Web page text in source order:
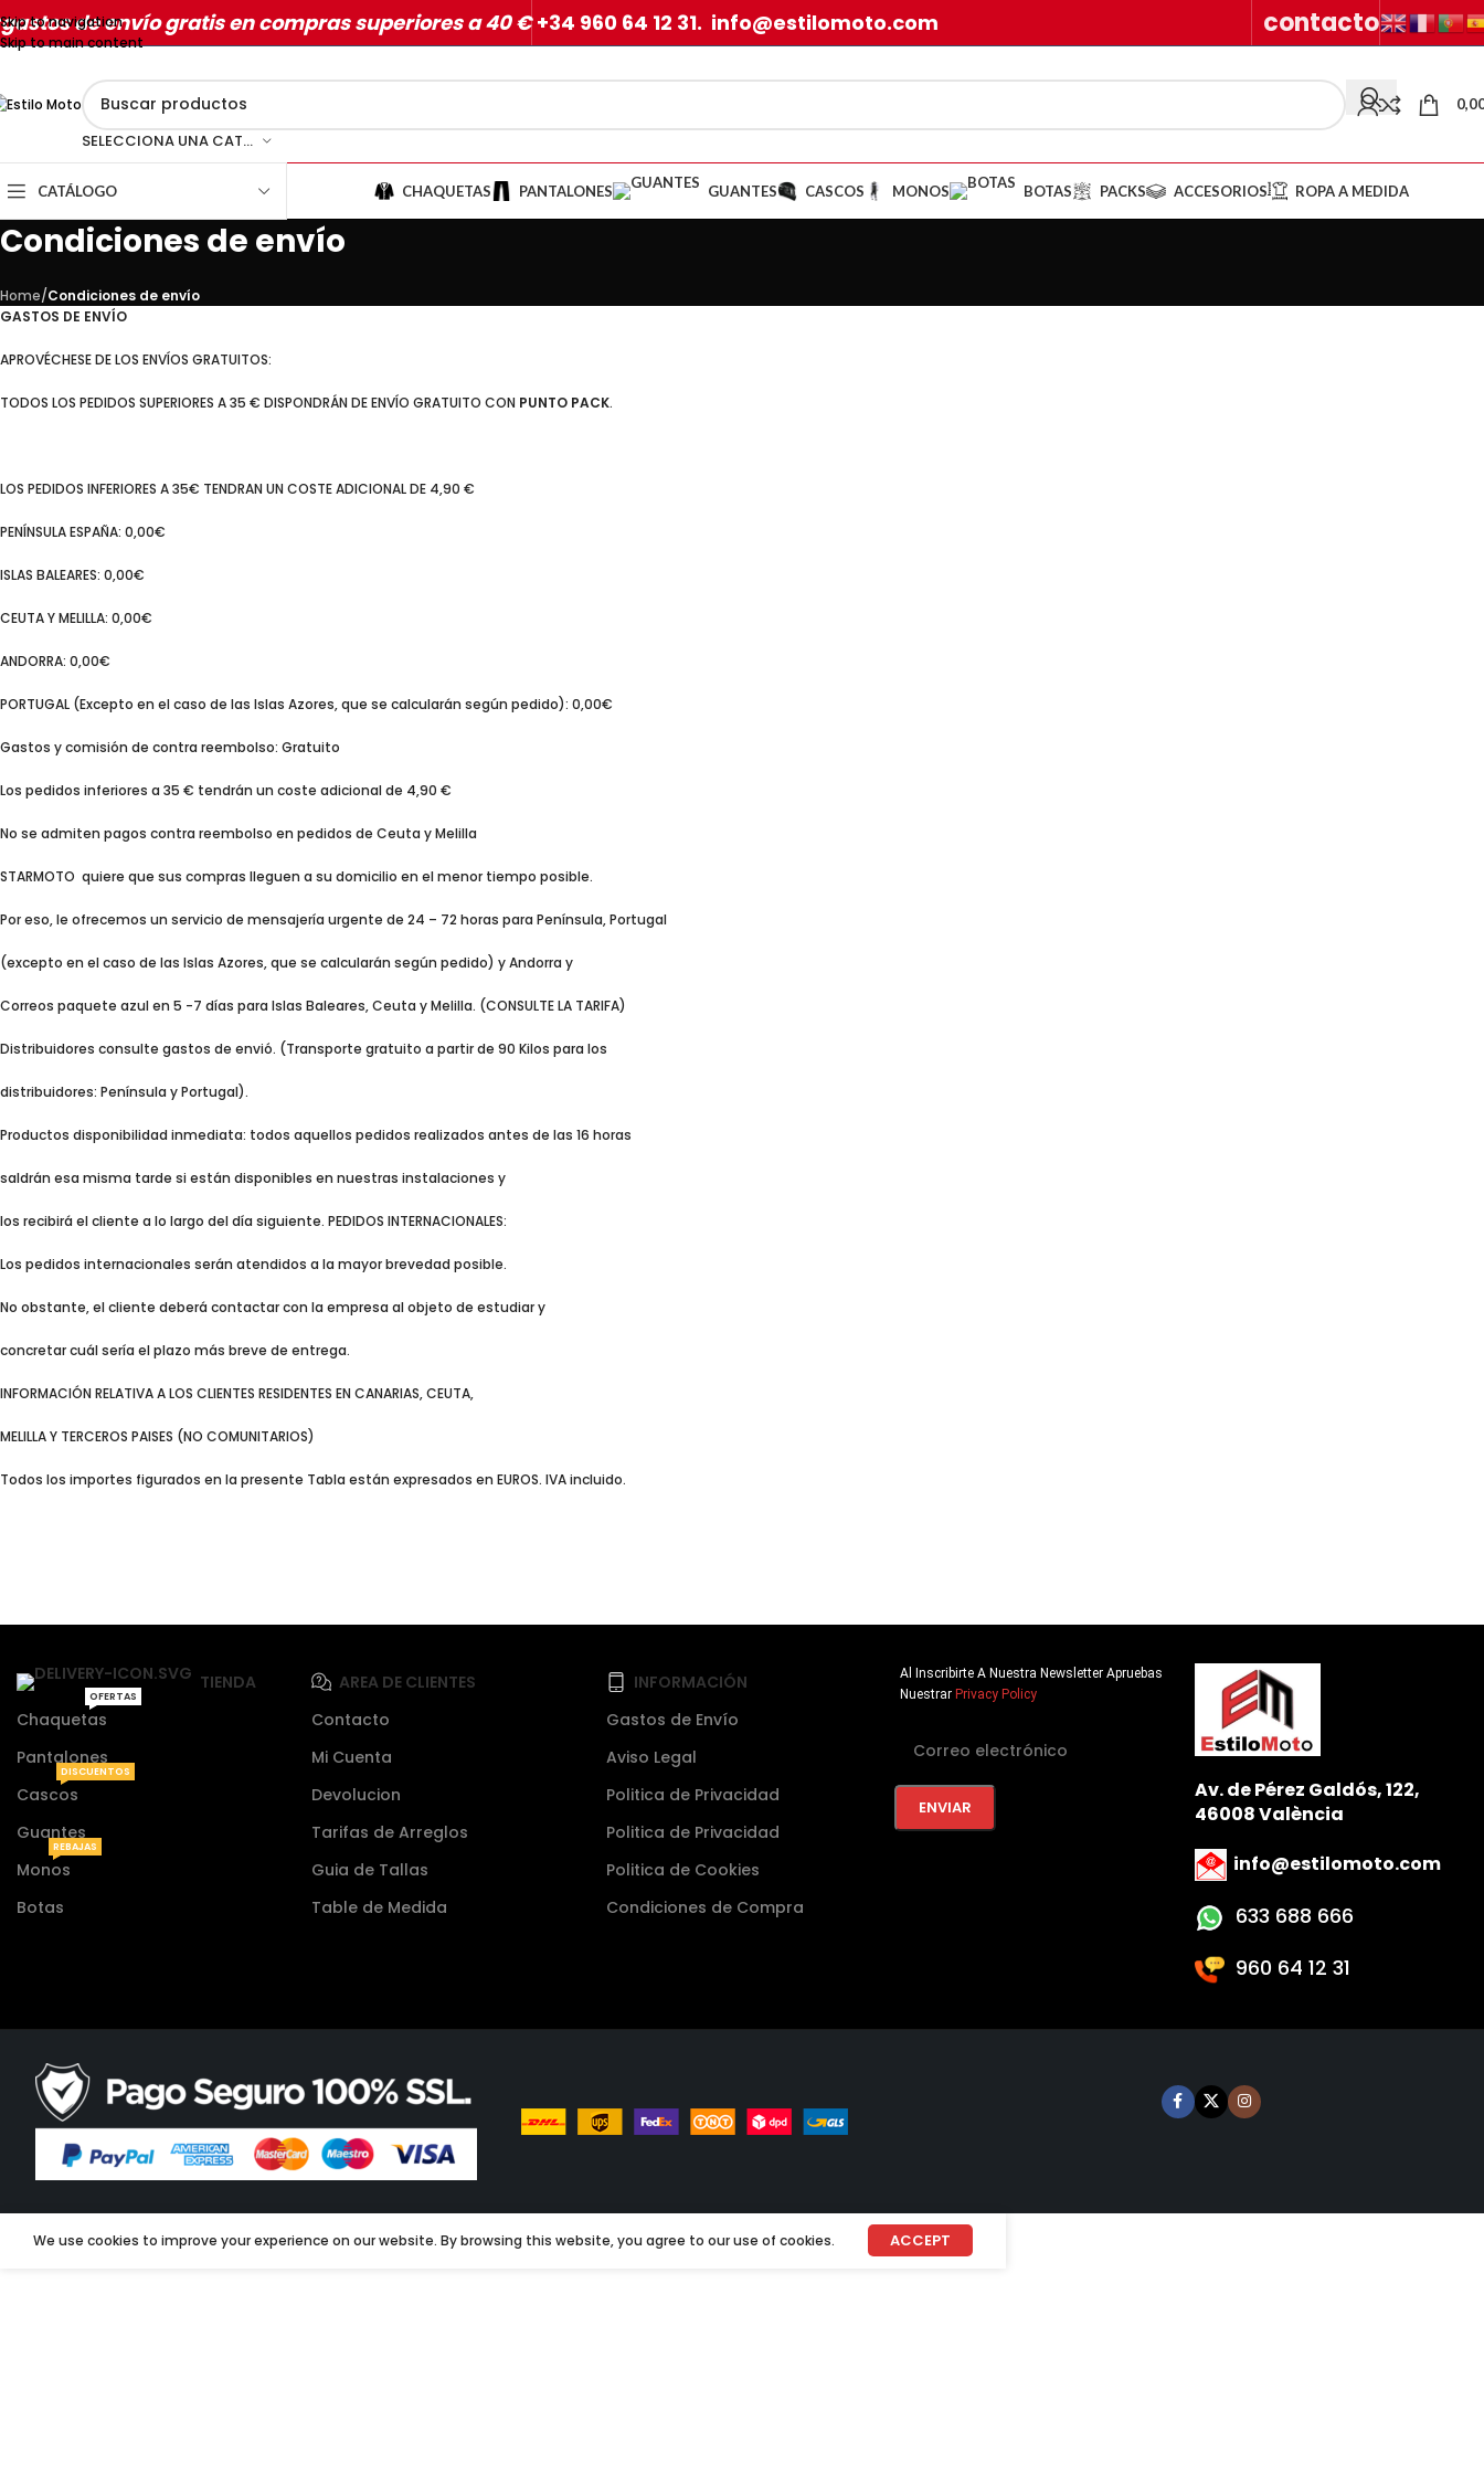
Skip to navigation
Skip to main content
de envío gratis en compras superiores a 40 €+34 960 64 12 31. info@estilomoto.com contacto
SELECCIONA UNA CATEGORÍA
CATÁLOGO CHAQUETAS PANTALONES GUANTES CASCOS MONOS BOTAS PACKS ACCESORIOS ROPA A MEDIDA
Condiciones de envío
Home/Condiciones de envío
GASTOS DE ENVÍO
APROVÉCHESE DE LOS ENVÍOS GRATUITOS:
TODOS LOS PEDIDOS SUPERIORES A 35 € DISPONDRÁN DE ENVÍO GRATUITO CON PUNTO PACK.
LOS PEDIDOS INFERIORES A 35€ TENDRAN UN COSTE ADICIONAL DE 4,90 €
PENÍNSULA ESPAÑA: 0,00€
ISLAS BALEARES: 0,00€
CEUTA Y MELILLA: 0,00€
ANDORRA: 0,00€
PORTUGAL (Excepto en el caso de las Islas Azores, que se calcularán según pedido): 0,00€
Gastos y comisión de contra reembolso: Gratuito
Los pedidos inferiores a 35 € tendrán un coste adicional de 4,90 €
No se admiten pagos contra reembolso en pedidos de Ceuta y Melilla
STARMOTO quiere que sus compras lleguen a su domicilio en el menor tiempo posible.
Por eso, le ofrecemos un servicio de mensajería urgente de 24 – 72 horas para Península, Portugal
(excepto en el caso de las Islas Azores, que se calcularán según pedido) y Andorra y
Correos paquete azul en 5 -7 días para Islas Baleares, Ceuta y Melilla. (CONSULTE LA TARIFA)
Distribuidores consulte gastos de envió. (Transporte gratuito a partir de 90 Kilos para los
distribuidores: Península y Portugal).
Productos disponibilidad inmediata: todos aquellos pedidos realizados antes de las 16 horas
saldrán esa misma tarde si están disponibles en nuestras instalaciones y
los recibirá el cliente a lo largo del día siguiente. PEDIDOS INTERNACIONALES:
Los pedidos internacionales serán atendidos a la mayor brevedad posible.
No obstante, el cliente deberá contactar con la empresa al objeto de estudiar y
concretar cuál sería el plazo más breve de entrega.
INFORMACIÓN RELATIVA A LOS CLIENTES RESIDENTES EN CANARIAS, CEUTA,
MELILLA Y TERCEROS PAISES (NO COMUNITARIOS)
Todos los importes figurados en la presente Tabla están expresados en EUROS. IVA incluido.
TIENDA
Chaquetas
OFERTAS
Pantalones
Cascos
DISCUENTOS
Guantes
Monos
REBAJAS
Botas
AREA DE CLIENTES
Contacto
Mi Cuenta
Devolucion
Tarifas de Arreglos
Guia de Tallas
Table de Medida
INFORMACIÓN
Gastos de Envío
Aviso Legal
Politica de Privacidad
Politica de Privacidad
Politica de Cookies
Condiciones de Compra
Al Inscribirte A Nuestra Newsletter Apruebas
Nuestrar Privacy Policy
Av. de Pérez Galdós, 122,
46008 València
info@estilomoto.com
633 688 666
960 64 12 31
We use cookies to improve your experience on our website. By browsing this website, you agree to our use of cookies. ACCEPT